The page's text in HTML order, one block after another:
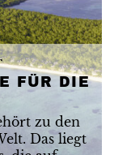
FÜR DIE
zu den
Das liegt